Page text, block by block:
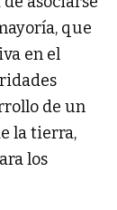
que
en el
de un
la tierra,
los